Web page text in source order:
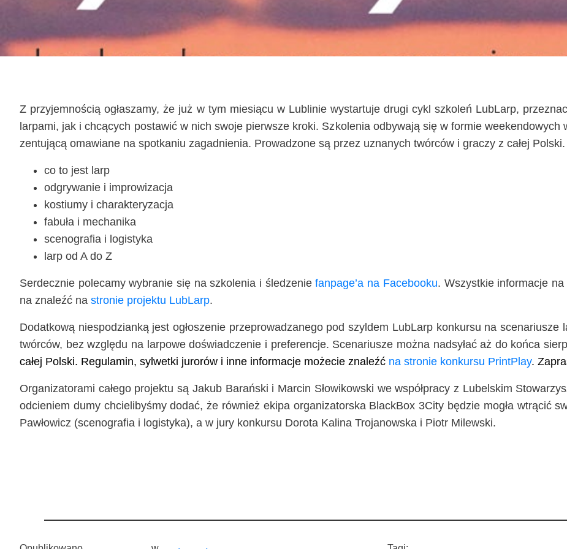
Z przy­jem­no­ścią ogła­sza­my, że już w tym mie­sią­cu w Lubli­nie wystar­tu­je dru­gi cykl szko­leń LubLarp,
lar­pa­mi, jak i chcą­cych posta­wić w nich swo­je pierw­sze kro­ki. Szko­le­nia odby­wa­ją się w for­mie
zen­tu­ją­cą oma­wia­ne na spo­tka­niu zagad­nie­nia. Pro­wa­dzo­ne są przez uzna­nych twór­ców i gra­czy z całej
co to jest larp
odgry­wa­nie i improwizacja
kostiu­my i charakteryzacja
fabu­ła i mechanika
sce­no­gra­fia i logistyka
larp od A do Z
Ser­decz­nie pole­ca­my wybra­nie się na szko­le­nia i śle­dze­niefan­pa­ge­’a na Face­bo­oku. Wszyst­kie infor­ma­cje
na zna­leźć na stro­nie pro­jek­tu LubLarp.
Dodat­ko­wą nie­spo­dzian­ką jest ogło­sze­nie prze­pro­wa­dza­ne­go pod szyl­dem LubLarp kon­kur­su na
twór­ców, bez wzglę­du na lar­po­we doświad­cze­nie i pre­fe­ren­cje. Sce­na­riu­sze moż­na nad­sy­łać aż do koń­ca
całej Pol­ski. Regu­la­min, syl­wet­ki juro­rów i inne infor­ma­cje może­cie zna­leźć na stro­nie kon­kur­su Print­Play.
Orga­ni­za­to­ra­mi całe­go pro­jek­tu są Jakub Barań­ski i Mar­cin Sło­wi­kow­ski we współ­pra­cy z Lubel­skim
odcie­niem dumy chcie­li­by­śmy dodać, że rów­nież eki­pa orga­ni­za­tor­ska Black­Box 3City będzie mogła wtrą­cić
Paw­ło­wicz (sce­no­gra­fia i logi­sty­ka), a w jury kon­kur­su Doro­ta Kali­na Tro­ja­now­ska i Piotr Milewski.